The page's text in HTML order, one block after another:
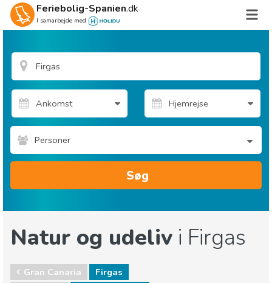
Feriebolig-Spanien.dk
I samarbejde med
Personer
Søg
Natur og udeliv i Firgas
Gran Canaria
Firgas